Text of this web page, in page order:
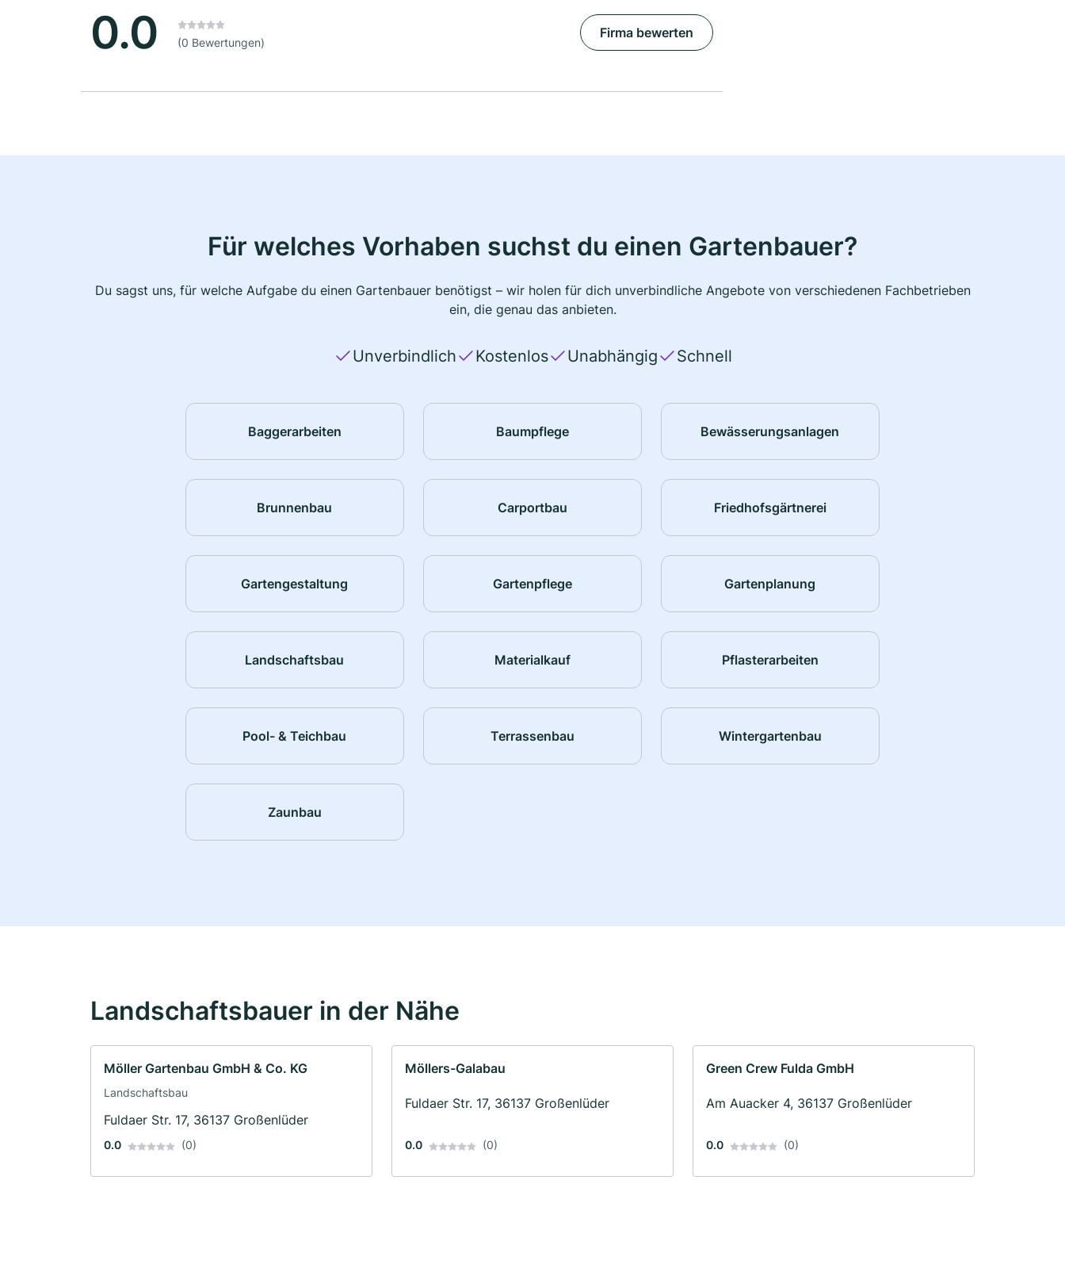
0.0 (0 Bewertungen)
Firma bewerten
Für welches Vorhaben suchst du einen Gartenbauer?
Du sagst uns, für welche Aufgabe du einen Gartenbauer benötigst – wir holen für dich unverbindliche Angebote von verschiedenen Fachbetrieben
ein, die genau das anbieten.
Unverbindlich Kostenlos Unabhängig Schnell
Baggerarbeiten Baumpflege Bewässerungsanlagen
Brunnenbau Carportbau Friedhofsgärtnerei
Gartengestaltung Gartenpflege Gartenplanung
Landschaftsbau Materialkauf Pflasterarbeiten
Pool- & Teichbau Terrassenbau Wintergartenbau
Zaunbau
Landschaftsbauer in der Nähe
Möller Gartenbau GmbH & Co. KG
Landschaftsbau
Fuldaer Str. 17, 36137 Großenlüder
0.0 (0)
Möllers-Galabau
Fuldaer Str. 17, 36137 Großenlüder
0.0 (0)
Green Crew Fulda GmbH
Am Auacker 4, 36137 Großenlüder
0.0 (0)